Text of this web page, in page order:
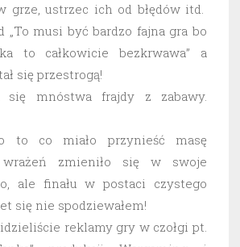
grze, ustrzec ich od błędów itd.
„To musi być bardzo fajna gra bo
to całkowicie bezkrwawa” a
się przestrogą!
się mnóstwa frajdy z zabawy.
to co miało przynieść masę
wrażeń zmieniło się w swoje
ale finału w postaci czystego
się nie spodziewałem!
reklamy gry w czołgi pt.